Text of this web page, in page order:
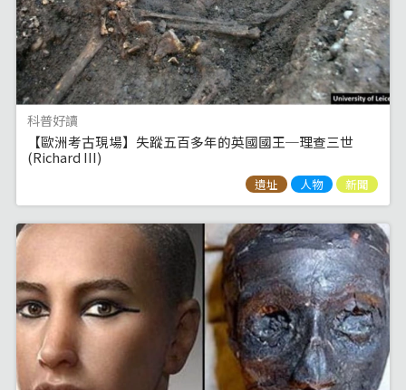
科普好讀
【歐洲考古現場】失蹤五百多年的英國國王─理查三世
(Richard III)
遺址 人物 新聞